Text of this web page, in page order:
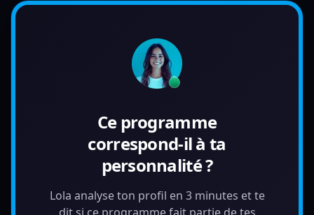
Ce programme
correspond-il à ta
personnalité ?
Lola analyse ton profil en 3 minutes et te